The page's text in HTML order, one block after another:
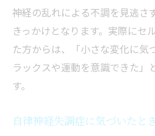
神経の乱れによる不調を見逃さ
きっかけとなります。実際にセ
た方からは、「小さな変化に気
ラックスや運動を意識できた」
す。
自律神経失調症に気づいたと